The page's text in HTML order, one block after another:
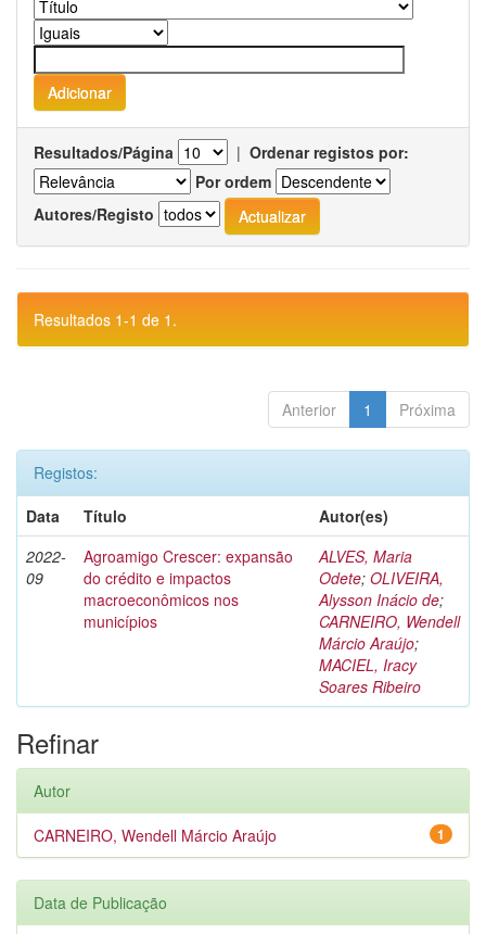
Resultados/Página | Ordenar registos por:
Por ordem
Autores/Registo
Resultados 1-1 de 1.
Anterior 1 Próxima
Registos:
Data
Título
Autor(es)
2022-
09
Agroamigo Crescer: expansão
do crédito e impactos
macroeconômicos nos
municípios
ALVES, Maria
Odete; OLIVEIRA,
Alysson Inácio de;
CARNEIRO, Wendell
Márcio Araújo;
MACIEL, Iracy
Soares Ribeiro
Refinar
Autor
1
CARNEIRO, Wendell Márcio Araújo
Data de Publicação